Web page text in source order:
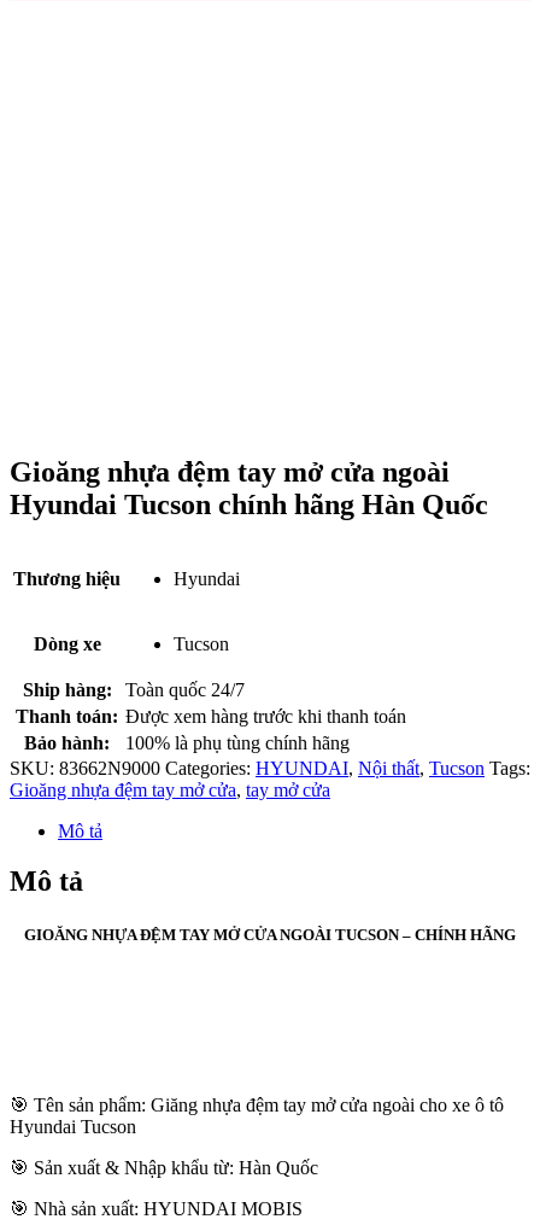
Gioăng nhựa đệm tay mở cửa ngoài
Hyundai Tucson chính hãng Hàn Quốc
Thương hiệu Hyundai
Dòng xe Tucson
Ship hàng:
Toàn quốc 24/7
Thanh toán: Được xem hàng trước khi thanh toán
Bảo hành:
100% là phụ tùng chính hãng
SKU: 83662N9000 Categories: HYUNDAI, Nội thất, Tucson Tags:
Gioăng nhựa đệm tay mở cửa, tay mở cửa
Mô tả
Mô tả
GIOĂNG NHỰA ĐỆM TAY MỞ CỬA NGOÀI TUCSON – CHÍNH HÃNG
🎯 Tên sản phẩm: Giăng nhựa đệm tay mở cửa ngoài cho xe ô tô
Hyundai Tucson
🎯 Sản xuất & Nhập khẩu từ: Hàn Quốc
🎯 Nhà sản xuất: HYUNDAI MOBIS